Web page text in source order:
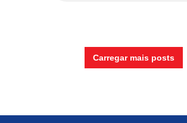
movimentos do volante,
garantindo estabilidade e
controle em diferentes
esforços mecânicos, […]
Carregar mais posts